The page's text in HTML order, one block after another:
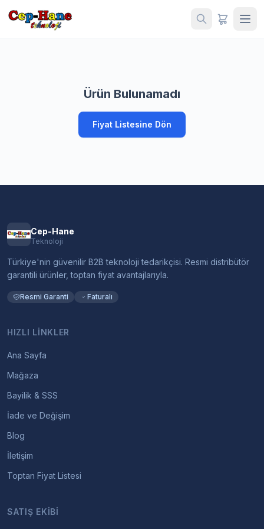
Ürün Bulunamadı
Fiyat Listesine Dön
Cep-Hane
Teknoloji
Türkiye'nin güvenilir B2B teknoloji tedarikçisi. Resmi distribütör
garantili ürünler, toptan fiyat avantajlarıyla.
Resmi Garanti Faturalı
HIZLI LINKLER
Ana Sayfa
Mağaza
Bayilik & SSS
İade ve Değişim
Blog
İletişim
Toptan Fiyat Listesi
SATIŞ EKIBI